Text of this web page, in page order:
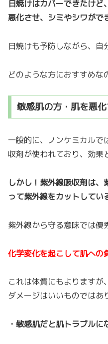
日焼けはカバーできたけど
悪化させ、シミやシワがで
日焼けも予防しながら、自
どのような方におすすめな
敏感肌の方・肌を悪
一般的に、ノンケミカルで
収剤が使われており、効果
しかし！紫外線吸収剤は
って紫外線をカットしてい
紫外線から守る意味では優
化学変化を起こして肌への
これは体質にもよります
ダメージはいいものではあ
・敏感肌だと肌トラブルに